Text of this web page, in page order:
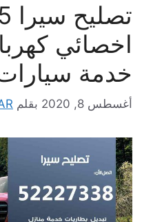
اخصائي
خدمة
أغسطس 8, 2020 بقلم